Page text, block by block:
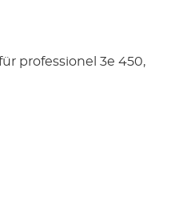
professionel 3e 450,